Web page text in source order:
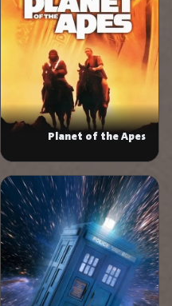
Planet of the Apes